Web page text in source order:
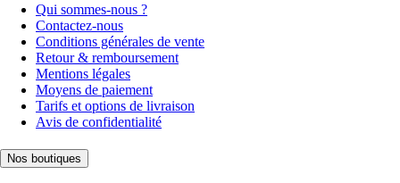
Qui sommes-nous ?
Contactez-nous
Conditions générales de vente
Retour & remboursement
Mentions légales
Moyens de paiement
Tarifs et options de livraison
Avis de confidentialité
Nos boutiques